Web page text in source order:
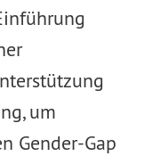
um
Gender-Gap